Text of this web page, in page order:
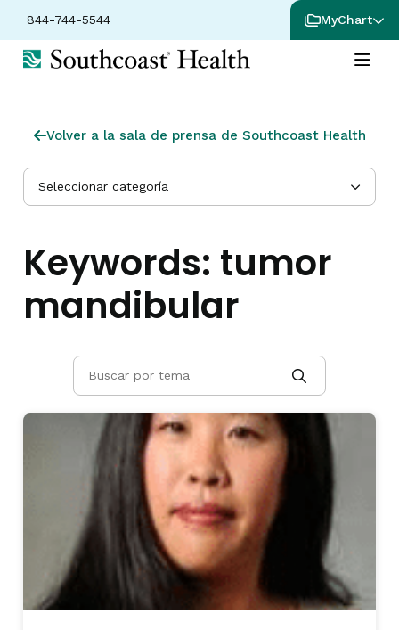
844-744-5544 MyChart
Volver a la sala de prensa de Southcoast Health
Seleccionar categoría
Keywords: tumor
mandibular